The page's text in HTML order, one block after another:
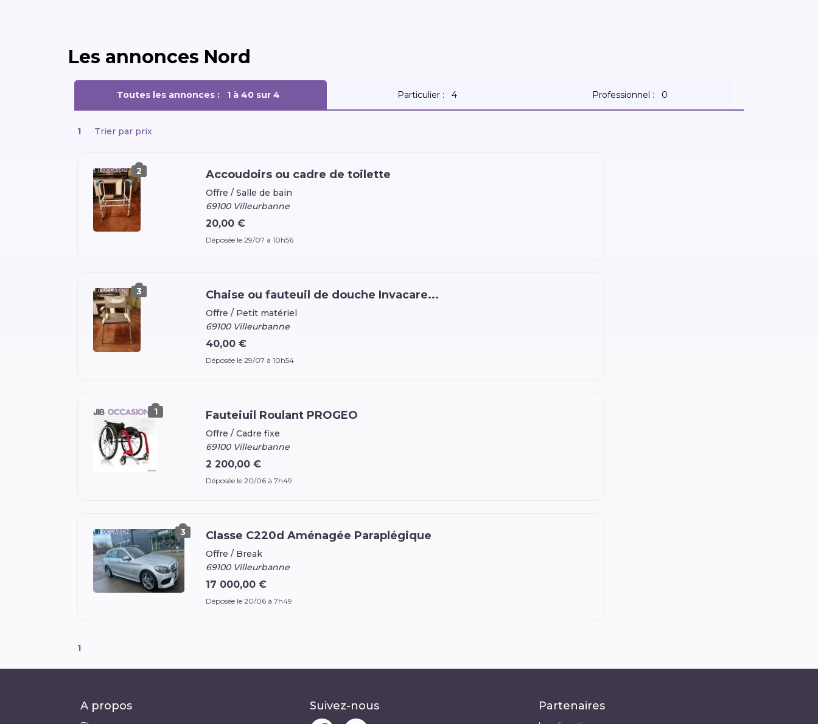
Les annonces Nord
Toutes les annonces : 1 à 40 sur 4 Particulier : 4 Professionnel : 0
1 Trier par prix
2 Accoudoirs ou cadre de toilette
Offre / Salle de bain
69100 Villeurbanne
20,00 €
Déposée le 29/07 à 10h56
3 Chaise ou fauteuil de douche Invacare...
Offre / Petit matériel
69100 Villeurbanne
40,00 €
Déposée le 29/07 à 10h54
1 Fauteiuil Roulant PROGEO
Offre / Cadre fixe
69100 Villeurbanne
2 200,00 €
Déposée le 20/06 à 7h49
3 Classe C220d Aménagée Paraplégique
Offre / Break
69100 Villeurbanne
17 000,00 €
Déposée le 20/06 à 7h49
1
A propos Suivez-nous Partenaires